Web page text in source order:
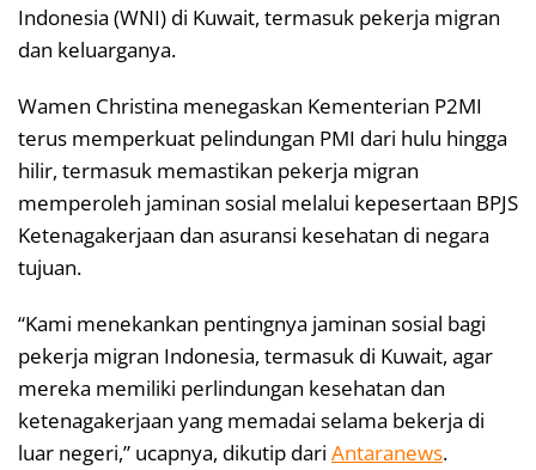
Indonesia (WNI) di Kuwait, termasuk pekerja migran
dan keluarganya.
Wamen Christina menegaskan Kementerian P2MI
terus memperkuat pelindungan PMI dari hulu hingga
hilir, termasuk memastikan pekerja migran
memperoleh jaminan sosial melalui kepesertaan BPJS
Ketenagakerjaan dan asuransi kesehatan di negara
tujuan.
“Kami menekankan pentingnya jaminan sosial bagi
pekerja migran Indonesia, termasuk di Kuwait, agar
mereka memiliki perlindungan kesehatan dan
ketenagakerjaan yang memadai selama bekerja di
luar negeri,” ucapnya, dikutip dari Antaranews.